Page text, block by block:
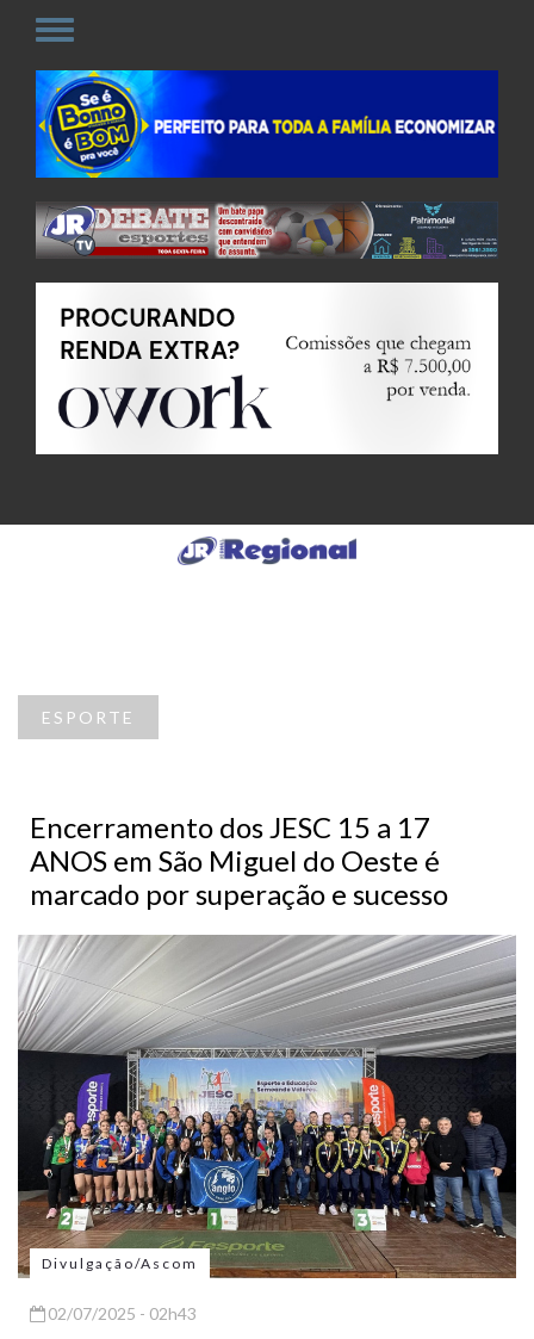
ESPORTE
Encerramento dos JESC 15 a 17
ANOS em São Miguel do Oeste é
marcado por superação e sucesso
Divulgação/Ascom
02/07/2025 - 02h43